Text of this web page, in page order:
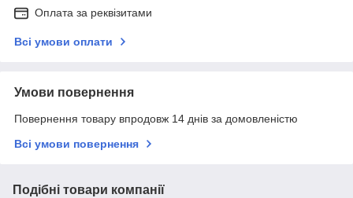
Оплата за реквізитами
Всі умови оплати
Умови повернення
Повернення товару впродовж 14 днів за домовленістю
Всі умови повернення
Подібні товари компанії